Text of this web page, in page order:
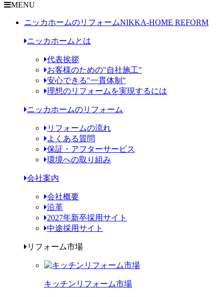
MENU
ニッカホームのリフォームNIKKA-HOME REFORM
ニッカホームとは
代表挨拶
お客様のための"自社施工"
安心できる"一貫体制"
理想のリフォームを実現するには
ニッカホームのリフォーム
リフォームの流れ
よくある質問
保証・アフターサービス
環境への取り組み
会社案内
会社概要
沿革
2027年新卒採用サイト
中途採用サイト
リフォーム市場
キッチンリフォーム市場